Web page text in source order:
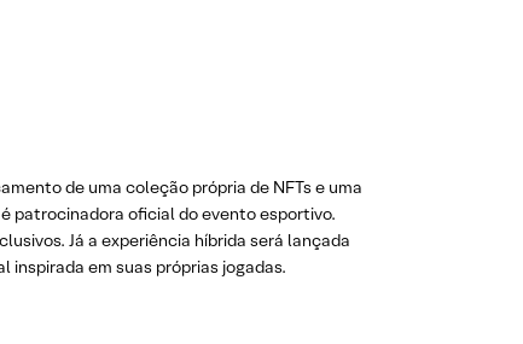
de uma coleção própria de NFTs e uma
é patrocinadora oficial do evento esportivo.
Já a experiência híbrida será lançada
inspirada em suas próprias jogadas.